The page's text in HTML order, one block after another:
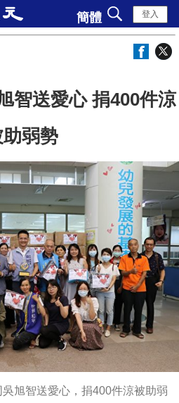
簡體 登入
智送愛心 捐400件涼
弱勢
旭智送愛心，捐400件涼被助弱